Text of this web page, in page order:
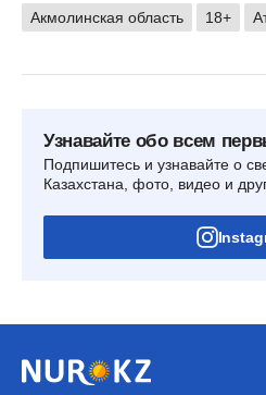
Акмолинская область 18+
Узнавайте обо всем
Подпишитесь и узнавайте о
Казахстана, фото, видео и